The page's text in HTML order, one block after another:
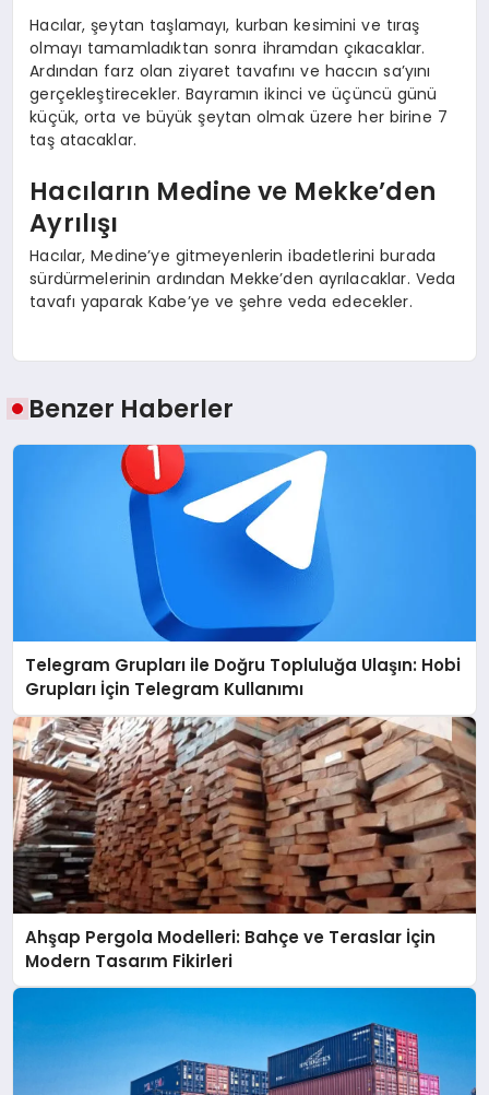
Hacılar, şeytan taşlamayı, kurban kesimini ve tıraş
olmayı tamamladıktan sonra ihramdan çıkacaklar.
Ardından farz olan ziyaret tavafını ve haccın sa’yını
gerçekleştirecekler. Bayramın ikinci ve üçüncü günü
küçük, orta ve büyük şeytan olmak üzere her birine 7
taş atacaklar.
Hacıların Medine ve Mekke’den
Ayrılışı
Hacılar, Medine’ye gitmeyenlerin ibadetlerini burada
sürdürmelerinin ardından Mekke’den ayrılacaklar. Veda
tavafı yaparak Kabe’ye ve şehre veda edecekler.
Benzer Haberler
Telegram Grupları ile Doğru Topluluğa Ulaşın: Hobi
Grupları İçin Telegram Kullanımı
Ahşap Pergola Modelleri: Bahçe ve Teraslar İçin
Modern Tasarım Fikirleri